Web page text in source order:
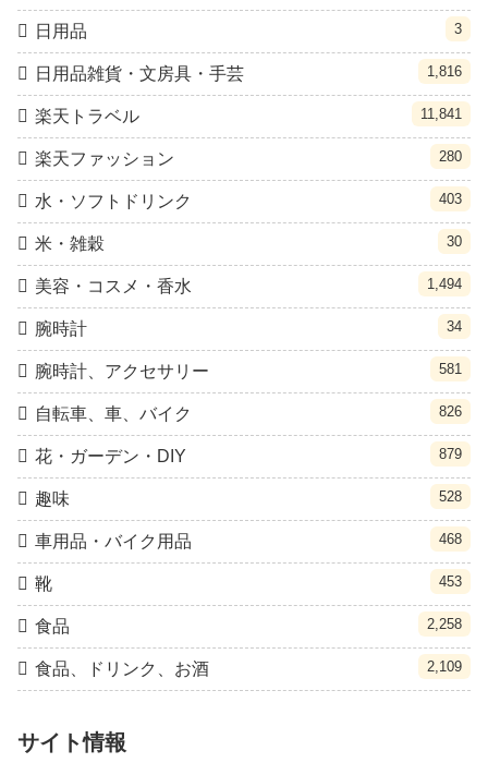
日用品 3
日用品雑貨・文房具・手芸 1,816
楽天トラベル 11,841
楽天ファッション 280
水・ソフトドリンク 403
米・雑穀 30
美容・コスメ・香水 1,494
腕時計 34
腕時計、アクセサリー 581
自転車、車、バイク 826
花・ガーデン・DIY 879
趣味 528
車用品・バイク用品 468
靴 453
食品 2,258
食品、ドリンク、お酒 2,109
サイト情報